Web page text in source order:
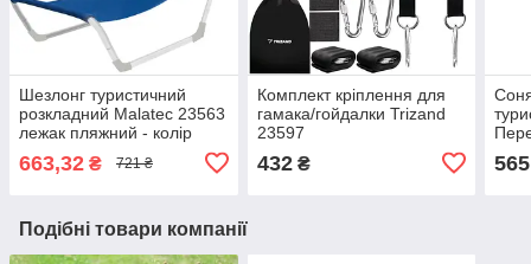
Шезлонг туристичний
розкладний Malatec 23563
лежак пляжний - колір
663,32 ₴ 721 ₴
Комплект кріплення для
гамака/гойдалки Trizand
23597
432₴ 565
Подібні товари компанії